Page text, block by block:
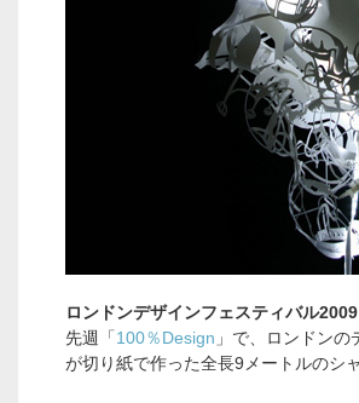
ロンドンデザインフェスティバル2009
先週「100％Design 」で、ロンドンの
が切り紙で作った全長9メートルのシ